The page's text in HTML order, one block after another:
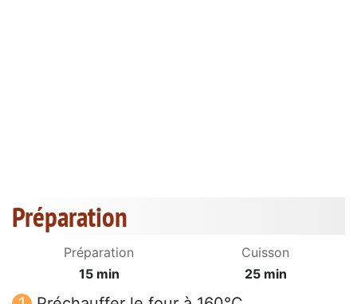
Préparation
Préparation
15 min
Cuisson
25 min